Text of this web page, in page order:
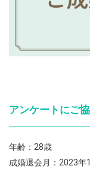
アンケートにご
年齢：28歳
成婚退会月：2023年